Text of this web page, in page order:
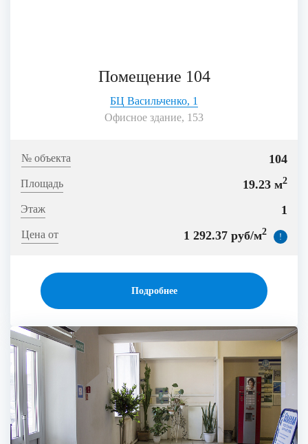
Помещение 104
БЦ Васильченко, 1
Офисное здание, 153
104
19.23 м2
1
1 292.37 руб/м2 !
Подробнее